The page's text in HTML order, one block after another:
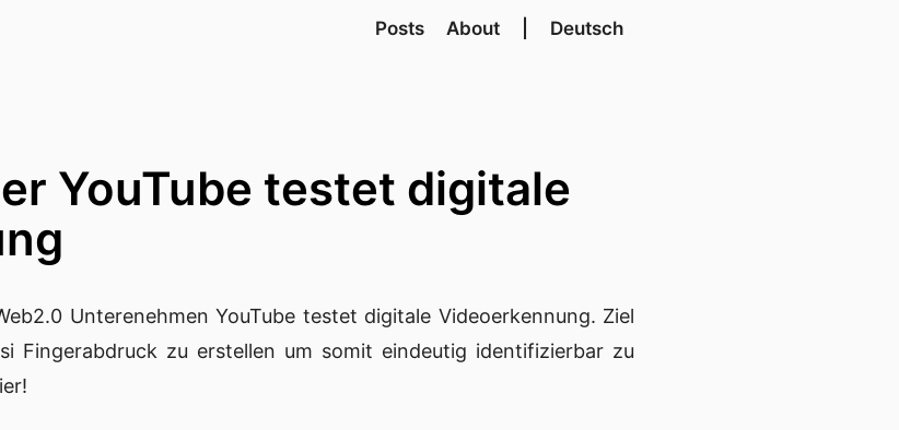
Posts About Deutsch
YouTube testet digitale
Unterenehmen YouTube testet digitale Videoerkennung. Ziel
Fingerabdruck zu erstellen um somit eindeutig identifizierbar zu
!